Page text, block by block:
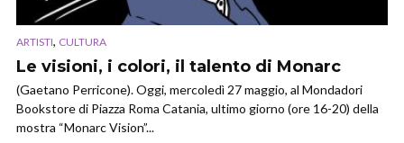
ARTISTI, CULTURA
Le visioni, i colori, il talento di Monarc
(Gaetano Perricone). Oggi, mercoledì 27 maggio, al Mondadori
Bookstore di Piazza Roma Catania, ultimo giorno (ore 16-20) della
mostra “Monarc Vision”...